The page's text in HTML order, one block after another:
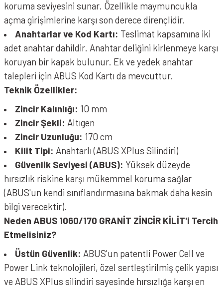
koruma seviyesini sunar. Özellikle maymuncukla
açma girişimlerine karşı son derece dirençlidir.
Anahtarlar ve Kod Kartı: Teslimat kapsamına iki
adet anahtar dahildir. Anahtar deliğini kirlenmeye karşı
koruyan bir kapak bulunur. Ek ve yedek anahtar
talepleri için ABUS Kod Kartı da mevcuttur.
Teknik Özellikler:
Zincir Kalınlığı: 10 mm
Zincir Şekli: Altıgen
Zincir Uzunluğu: 170 cm
Kilit Tipi: Anahtarlı (ABUS XPlus Silindiri)
Güvenlik Seviyesi (ABUS): Yüksek düzeyde
hırsızlık riskine karşı mükemmel koruma sağlar
(ABUS'un kendi sınıflandırmasına bakmak daha kesin
bilgi verecektir).
Neden ABUS 1060/170 GRANİT ZİNCİR KİLİT'i Tercih
Etmelisiniz?
Üstün Güvenlik: ABUS'un patentli Power Cell ve
Power Link teknolojileri, özel sertleştirilmiş çelik yapısı
ve ABUS XPlus silindiri sayesinde hırsızlığa karşı en